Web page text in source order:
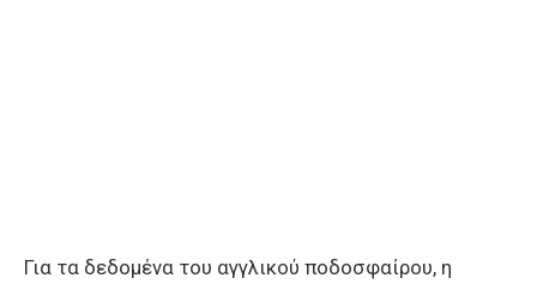
Για τα δεδομένα του αγγλικού ποδοσφαίρου, η